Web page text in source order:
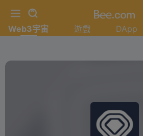
Web3宇宙 遊戲 DApp